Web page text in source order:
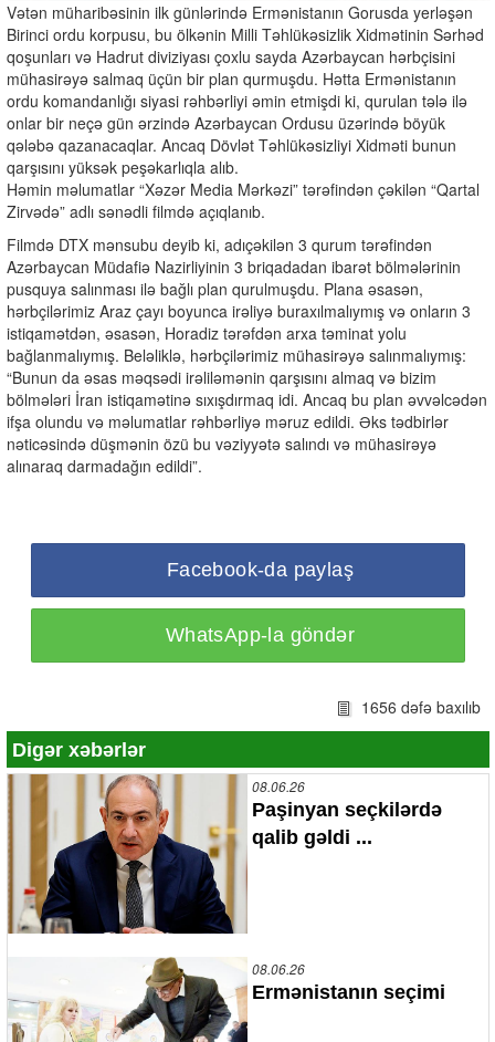
Vətən müharibəsinin ilk günlərində Ermənistanın Gorusda yerləşən
Birinci ordu korpusu, bu ölkənin Milli Təhlükəsizlik Xidmətinin Sərhəd
qoşunları və Hadrut diviziyası çoxlu sayda Azərbaycan hərbçisini
mühasirəyə salmaq üçün bir plan qurmuşdu. Hətta Ermənistanın
ordu komandanlığı siyasi rəhbərliyi əmin etmişdi ki, qurulan tələ ilə
onlar bir neçə gün ərzində Azərbaycan Ordusu üzərində böyük
qələbə qazanacaqlar. Ancaq Dövlət Təhlükəsizliyi Xidməti bunun
qarşısını yüksək peşəkarlıqla alıb.
Həmin məlumatlar “Xəzər Media Mərkəzi” tərəfindən çəkilən “Qartal
Zirvədə” adlı sənədli filmdə açıqlanıb.
Filmdə DTX mənsubu deyib ki, adıçəkilən 3 qurum tərəfindən
Azərbaycan Müdafiə Nazirliyinin 3 briqadadan ibarət bölmələrinin
pusquya salınması ilə bağlı plan qurulmuşdu. Plana əsasən,
hərbçilərimiz Araz çayı boyunca irəliyə buraxılmalıymış və onların 3
istiqamətdən, əsasən, Horadiz tərəfdən arxa təminat yolu
bağlanmalıymış. Beləliklə, hərbçilərimiz mühasirəyə salınmalıymış:
“Bunun da əsas məqsədi irəliləmənin qarşısını almaq və bizim
bölmələri İran istiqamətinə sıxışdırmaq idi. Ancaq bu plan əvvəlcədən
ifşa olundu və məlumatlar rəhbərliyə məruz edildi. Əks tədbirlər
nəticəsində düşmənin özü bu vəziyyətə salındı və mühasirəyə
alınaraq darmadağın edildi”.
Facebook-da paylaş
WhatsApp-la göndər
1656 dəfə baxılıb
Digər xəbərlər
08.06.26
Paşinyan seçkilərdə
qalib gəldi ...
08.06.26
Ermənistanın seçimi